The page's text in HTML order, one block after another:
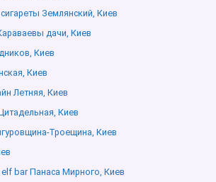
Землянский, Киев
дачи, Киев
Киев
Киев
Летняя, Киев
Киев
Троещина, Киев
bar Панаса Мирного, Киев